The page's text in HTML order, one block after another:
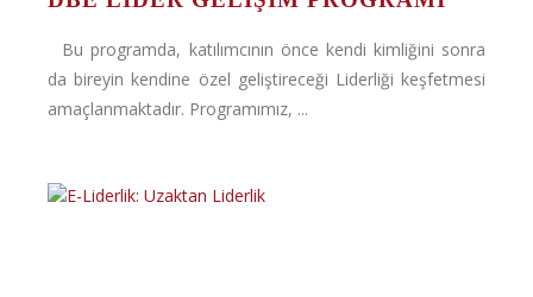
Bu programda, katılımcının önce kendi kimliğini sonra
da bireyin kendine özel geliştireceği Liderliği keşfetmesi
amaçlanmaktadır. Programımız, ...